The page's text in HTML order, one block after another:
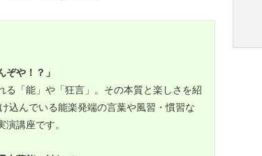
ぞや！？」
る「能」や「狂言」。その本質と楽しさを紹
込んでいる能楽発端の言葉や風習・慣習な
演講座です。